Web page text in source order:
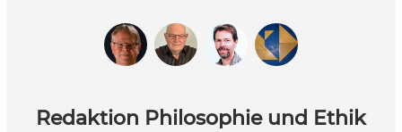
Redaktion Philosophie und Ethik